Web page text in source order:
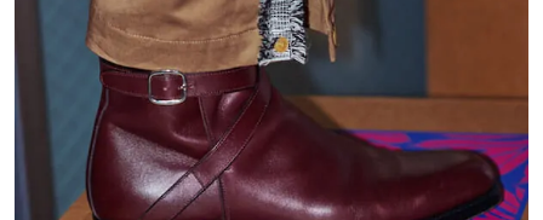
#Commune H #FOCUS IT #AH.H
#ととけん #FASHION
#LIFESTYLE #SNEAKER #OUTDOOR
#SPORTS #HANDSOME HANDBOOK